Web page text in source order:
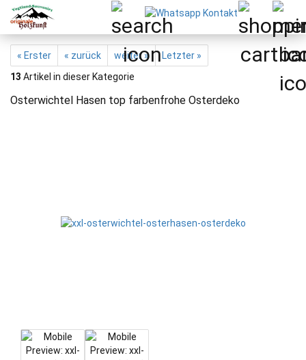
« Erster « zurück weiter »
Letzter »
13 Artikel in dieser Kategorie
Osterwichtel Hasen top farbenfrohe Osterdeko